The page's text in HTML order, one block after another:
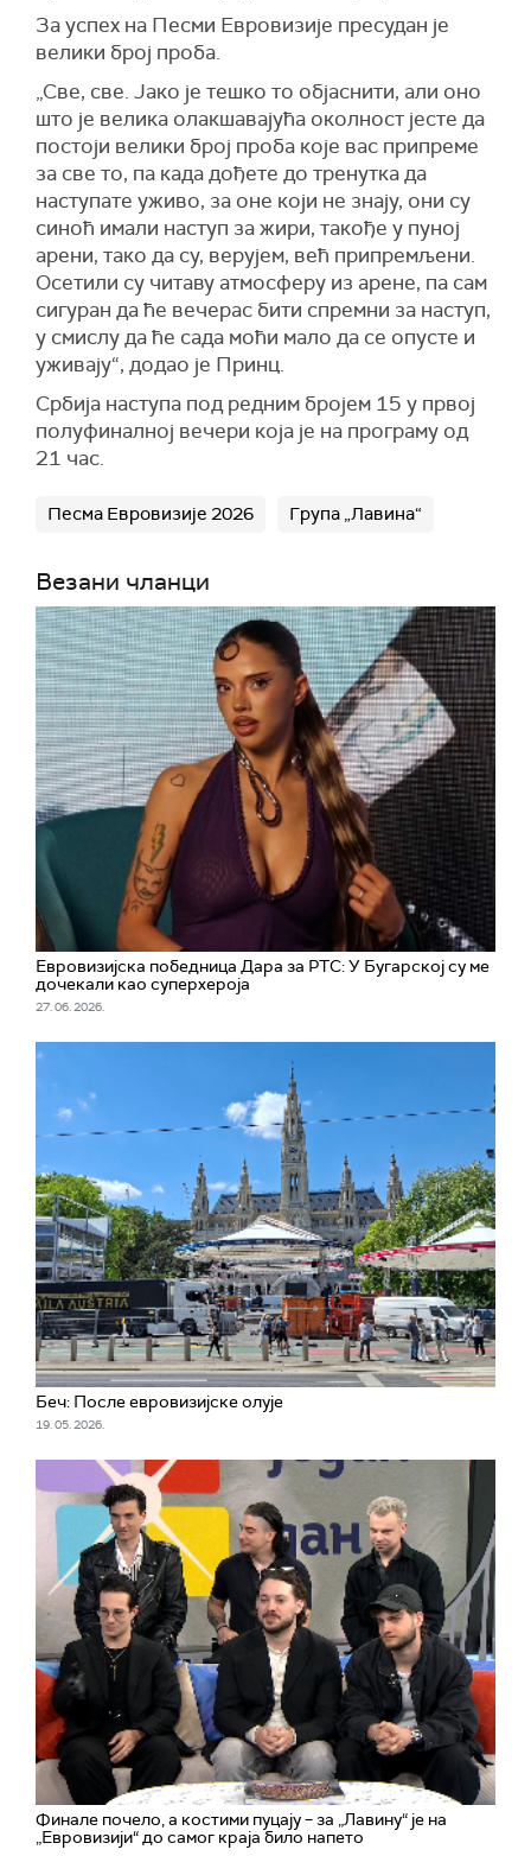
За успех на Песми Евровизије пресудан је
велики број проба.
„Све, све. Јако је тешко то објаснити, али оно
што је велика олакшавајућа околност јесте да
постоји велики број проба које вас припреме
за све то, па када дођете до тренутка да
наступате уживо, за оне који не знају, они су
синоћ имали наступ за жири, такође у пуној
арени, тако да су, верујем, већ припремљени.
Осетили су читаву атмосферу из арене, па сам
сигуран да ће вечерас бити спремни за наступ,
у смислу да ће сада моћи мало да се опусте и
уживају“, додао је Принц.
Србија наступа под редним бројем 15 у првој
полуфиналној вечери која је на програму од
21 час.
Песма Евровизије 2026 Група „Лавина“
Везани чланци
Евровизијска победница Дара за РТС: У Бугарској су ме
дочекали као суперхероја
27. 06. 2026.
Беч: После евровизијске олује
19. 05. 2026.
Финале почело, а костими пуцају – за „Лавину“ је на
„Евровизији“ до самог краја било напето